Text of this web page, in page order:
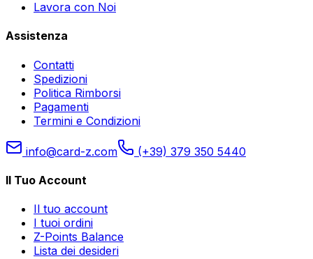
Lavora con Noi
Assistenza
Contatti
Spedizioni
Politica Rimborsi
Pagamenti
Termini e Condizioni
info@card-z.com (+39) 379 350 5440
Il Tuo Account
Il tuo account
I tuoi ordini
Z-Points Balance
Lista dei desideri